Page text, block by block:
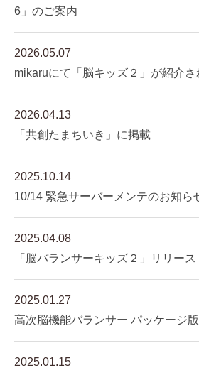
6」のご案内
2026.05.07
mikaruにて「脳キッズ２」が紹介さ
2026.04.13
「共創たまちいき」に掲載
2025.10.14
10/14 緊急サーバーメンテのお知ら
2025.04.08
「脳バランサーキッズ２」リリース
2025.01.27
高次脳機能バランサー パッケージ
2025.01.15